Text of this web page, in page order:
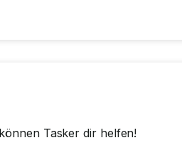
Tasker dir helfen!